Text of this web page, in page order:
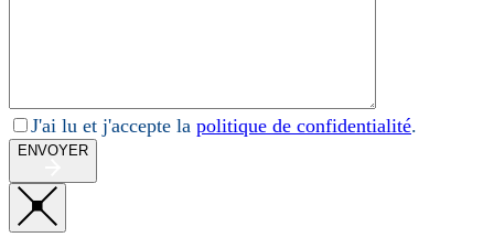
J'ai lu et j'accepte la politique de confidentialité.
ENVOYER